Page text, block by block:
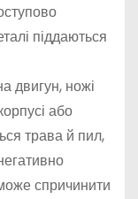
піддаються
двигун, ножі
або
трава й пил,
спричинити